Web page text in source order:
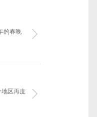
的春晚
区再度